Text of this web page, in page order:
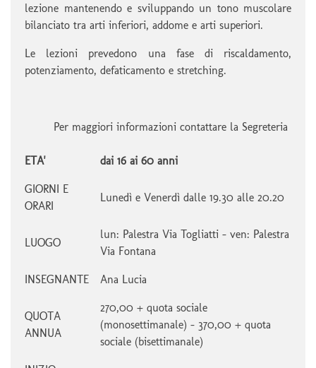
lezione mantenendo e sviluppando un tono muscolare
bilanciato tra arti inferiori, addome e arti superiori.
Le lezioni prevedono una fase di riscaldamento,
potenziamento, defaticamento e stretching.
Per maggiori informazioni contattare la Segreteria
ETA' dai 16 ai 60 anni
GIORNI E
ORARI
Lunedì e Venerdì dalle 19.30 alle 20.20
LUOGO
lun: Palestra Via Togliatti - ven: Palestra
Via Fontana
INSEGNANTE Ana Lucia
QUOTA
ANNUA
270,00 + quota sociale
(monosettimanale) - 370,00 + quota
sociale (bisettimanale)